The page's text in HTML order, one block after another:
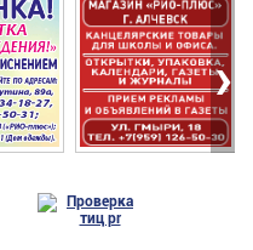
›